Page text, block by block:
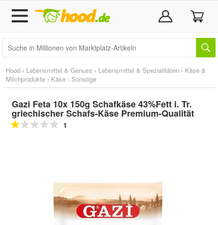
Hood › Lebensmittel & Genuss › Lebensmittel & Spezialitäten › Käse &
Milchprodukte › Käse › Sonstige
Gazi Feta 10x 150g Schafkäse 43%Fett i. Tr.
griechischer Schafs-Käse Premium-Qualität
1